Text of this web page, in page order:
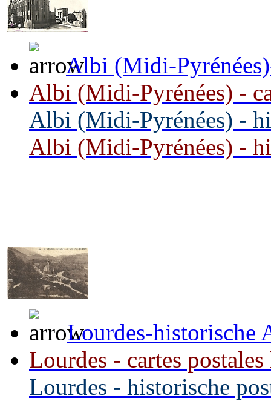
Albi (Midi-
Albi (Midi-Pyrénées) -
Albi (Midi-Pyrénées) -
Albi (Midi-Pyrénées) -
Lourdes-historische
Lourdes - cartes
Lourdes - historische